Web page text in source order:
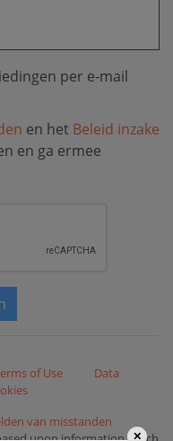
per e-mail
en het Beleid inzake
en ga ermee
of Use
Data
van misstanden
✕